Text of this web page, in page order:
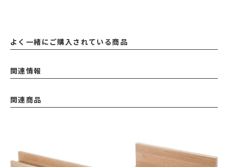
よく一緒にご購入されている商品
関連情報
関連商品